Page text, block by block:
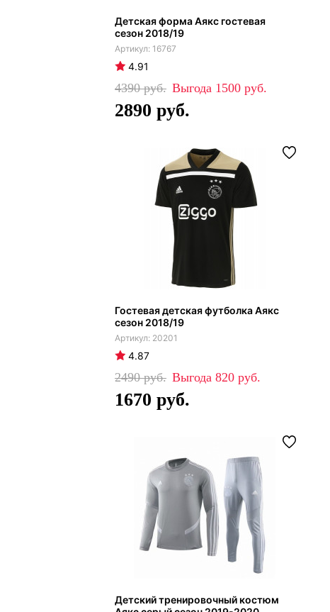
Детская форма Аякс гостевая
сезон 2018/19
16767
4.91
4390 1500
2890
Гостевая детская футболка Аякс
сезон 2018/19
20201
4.87
2490 820
1670
Детский тренировочный костюм